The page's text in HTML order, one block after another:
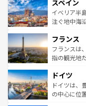
ろん、トス
景など、自
ピザやパス
ませてくれ
なお、新着
しい。
スペイン
イベリア半
注ぐ地中海
文化が根付
れる闘牛、
る。首都マ
の城塞都市
せる。地方
フランス
フランスは
指の観光地
で、幅広い
聖堂、美し
から魅了す
ドイツ
ドイツは、
の中心に位